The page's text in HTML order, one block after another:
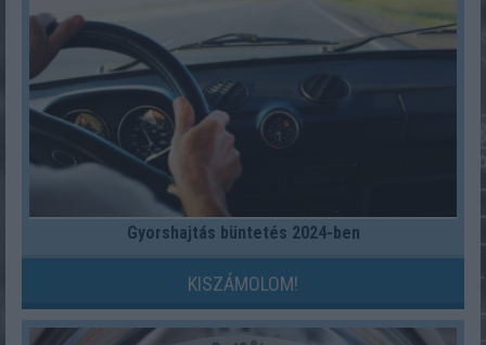
Gyorshajtás büntetés 2024-ben
KISZÁMOLOM!